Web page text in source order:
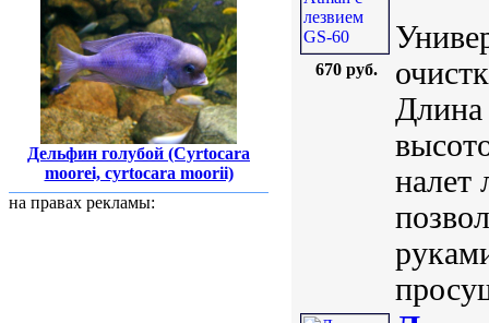
Дельфин голубой (Cyrtocara
moorei, cyrtocara moorii)
на правах рекламы:
670 руб.
Длина
налет